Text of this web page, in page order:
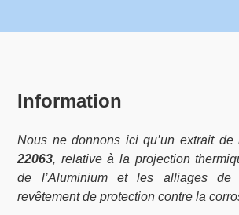
Information
Nous ne donnons ici qu’un extrait
22063, relative à la projection
de l’Aluminium et les alliages de
revêtement de protection contre la